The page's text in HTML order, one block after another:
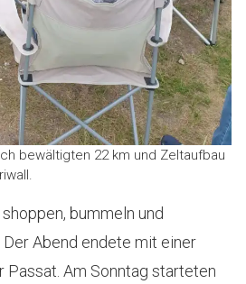
bewältigten 22 km und Zeltaufbau
bummeln und
Abend endete mit einer
Passat. Am Sonntag starteten